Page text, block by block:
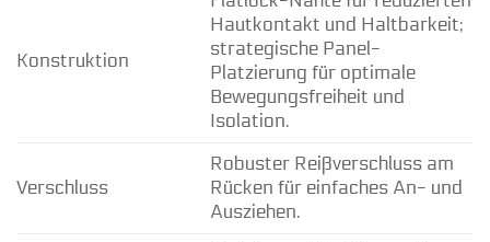
Konstruktion
Hautkontakt und Haltbarkeit;
strategische Panel-
Platzierung für optimale
Bewegungsfreiheit und
Isolation.
Verschluss
Robuster Reißverschluss am
Rücken für einfaches An- und
Ausziehen.